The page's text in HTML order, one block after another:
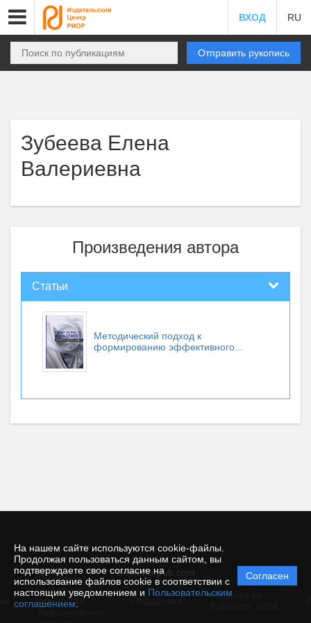
На нашем сайте используются cookie-файлы.
Продолжая пользоваться данным сайтом, вы
подтверждаете свое согласие на
использование файлов cookie в соответствии с
настоящим уведомлением и Пользовательским
соглашением
Согласен
ВХОД RU
Отправить рукопись
Зубеева Елена
Валериевна
Произведения автора
Статьи
Методический подход к
формированию эффективного...
© rjm.riorpub.com
Политика
защиты и
обработки
Powered by